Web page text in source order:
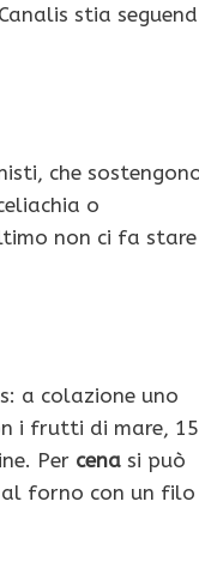
stia
che
o
non ci fa stare
a colazione uno
i frutti di mare,
Per cena si può
al forno con un filo